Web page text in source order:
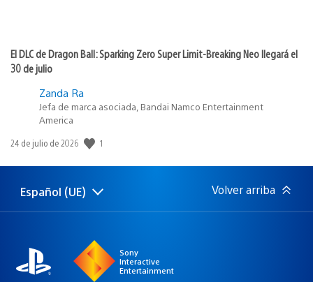
El DLC de Dragon Ball: Sparking Zero Super Limit-Breaking Neo llegará el
30 de julio
Zanda Ra
Jefa de marca asociada, Bandai Namco Entertainment
America
Fecha
publicación:
24 de julio de 2026 1
Selecciona
una
Región
actual:
Español (UE) Volver arriba
Sony
Interactive
Entertainment